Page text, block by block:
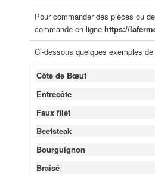
Pour commander des pièces ou
commande en ligne https://
Ci-dessous quelques exemples
Côte de Bœuf
Entrecôte
Faux filet
Beefsteak
Bourguignon
Braisé